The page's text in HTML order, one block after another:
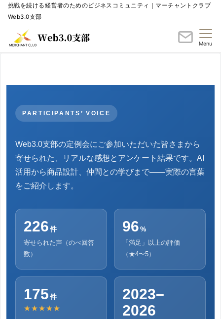
挑戦を続ける経営者のためのビジネスコミュニティ｜マーチャントクラブ
Web3.0支部
Menu
PARTICIPANTS’ VOICE
Web3.0支部の定例会にご参加いただいた皆さまから
寄せられた、リアルな感想とアンケート結果です。AI
活用から商品設計、仲間との学びまで——実際の言葉
をご紹介します。
226件
寄せられた声（のべ回答
数）
96%
「満足」以上の評価
（★4〜5）
175件
★★★★★
2023–
2026